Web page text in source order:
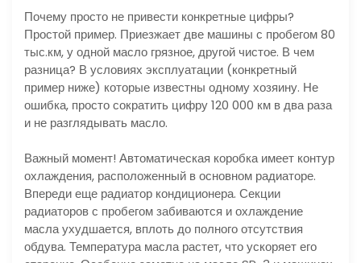
Почему просто не привести конкретные цифры?
Простой пример. Приезжает две машины с пробегом 80
тыс.км, у одной масло грязное, другой чистое. В чем
разница? В условиях эксплуатации (конкретный
пример ниже) которые известны одному хозяину. Не
ошибка, просто сократить цифру 120 000 км в два раза
и не разглядывать масло.
Важный момент! Автоматическая коробка имеет контур
охлаждения, расположенный в основном радиаторе.
Впереди еще радиатор кондиционера. Секции
радиаторов с пробегом забиваются и охлаждение
масла ухудшается, вплоть до полного отсутствия
обдува. Температура масла растет, что ускоряет его